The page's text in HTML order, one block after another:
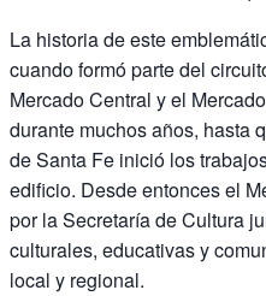
La historia de este
cuando formó parte del
Mercado Central y el
durante muchos años, hasta
de Santa Fe inició los
edificio. Desde entonces el
por la Secretaría de Cultura
culturales, educativas y
local y regional.